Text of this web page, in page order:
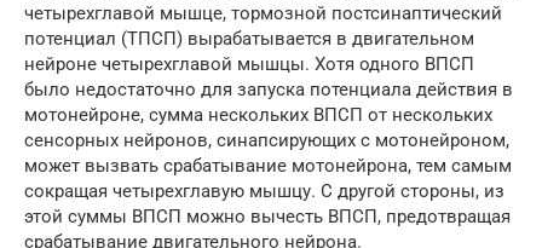
четырехглавой мышце, тормозной постсинаптический
потенциал (ТПСП) вырабатывается в двигательном
нейроне четырехглавой мышцы. Хотя одного ВПСП
было недостаточно для запуска потенциала действия в
мотонейроне, сумма нескольких ВПСП от нескольких
сенсорных нейронов, синапсирующих с мотонейроном,
может вызвать срабатывание мотонейрона, тем самым
сокращая четырехглавую мышцу. С другой стороны, из
этой суммы ВПСП можно вычесть ВПСП, предотвращая
срабатывание двигательного нейрона.